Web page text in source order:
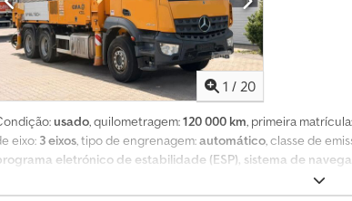
1 / 20
usado, quilometragem:120 000 km, primeira matrícula:
eixo: 3 eixos, tipo de engrenagem:automático, classe de
eletrónico de estabilidade (ESP), sistema de
Arocs 6X4 2640 Aproximadamente 120.000 km Caixa de
Abezlzhkj Aock Sistema de navegação Pneus com